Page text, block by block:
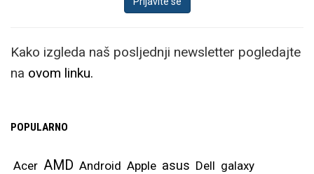
Kako izgleda naš posljednji newsletter pogledajte
na ovom linku.
POPULARNO
Acer AMD Android Apple asus Dell galaxy